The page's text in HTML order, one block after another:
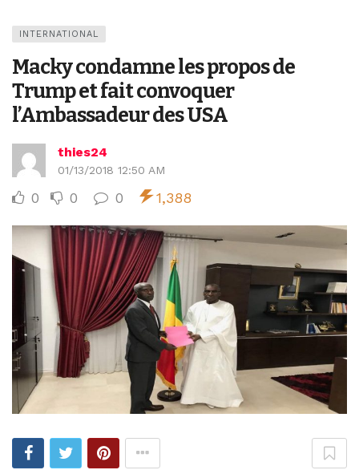
INTERNATIONAL
Macky condamne les propos de
Trump et fait convoquer
l’Ambassadeur des USA
thies24
01/13/2018 12:50 AM
0 0 0 1,388